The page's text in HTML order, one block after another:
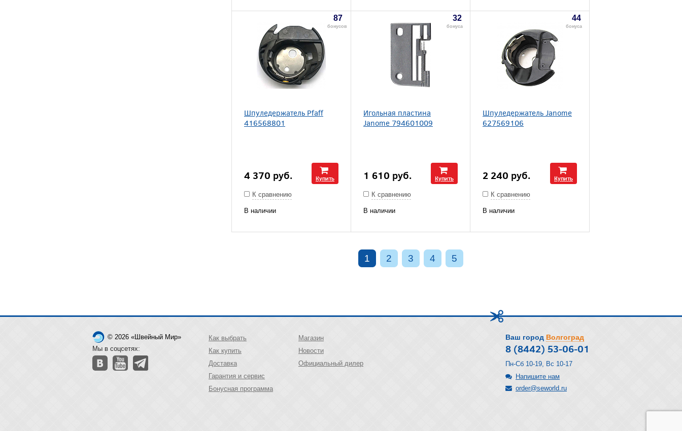
87
бонусов
Шпуледержатель Pfaff
416568801
4 370 руб. Купить
К сравнению
В наличии
32
бонуса
Игольная пластина
Janome 794601009
1 610 руб. Купить
К сравнению
В наличии
44
бонуса
Шпуледержатель Janome
627569106
2 240 руб. Купить
К сравнению
В наличии
1 2 3 4 5
© 2026 «Швейный Мир»
Мы в соцсетях:
Как выбрать
Как купить
Доставка
Гарантия и сервис
Бонусная программа
Магазин
Новости
Официальный дилер
Ваш город Волгоград
8 (8442) 53-06-01
Пн-Сб 10-19, Вс 10-17
Напишите нам
order@seworld.ru